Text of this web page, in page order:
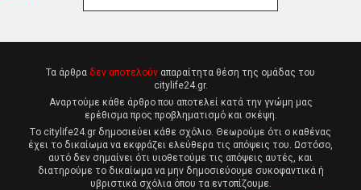
Τα άρθρα δεν αποτελούν απαραίτητα θέση της ομάδας του
citylife24.gr.
Αναρτούμε κάθε άρθρο που αποτελεί κατά την γνώμη μας
ερέθισμα προς προβληματισμό και σκέψη.
Tο citylife24.gr δημοσιεύει κάθε σχόλιο. Θεωρούμε ότι ο καθένας
έχει το δικαίωμα να εκφράζει ελεύθερα τις απόψεις του. Ωστόσο,
αυτό δεν σημαίνει ότι υιοθετούμε τις απόψεις αυτές, και
διατηρούμε το δικαίωμα να μην δημοσιεύουμε συκοφαντικά ή
υβριστικά σχόλια όπου τα εντοπίζουμε.